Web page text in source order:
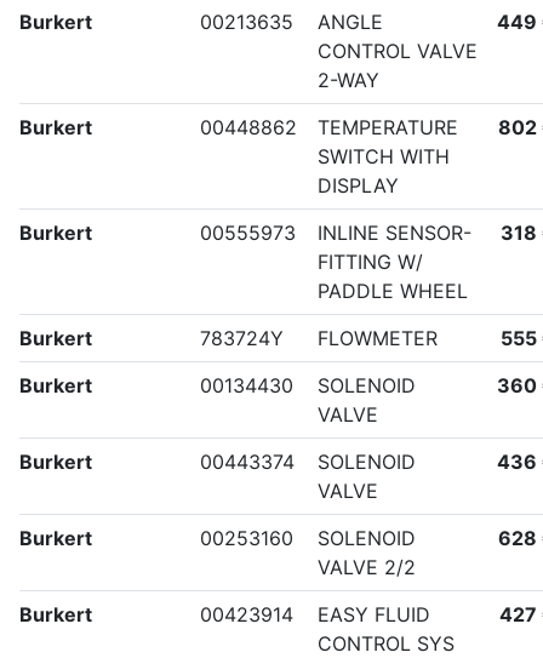
Burkert 00213635
ANGLE
CONTROL VALVE
2-WAY
449
Burkert 00448862
TEMPERATURE
SWITCH WITH
DISPLAY
802
Burkert 00555973
INLINE SENSOR-
FITTING W/
PADDLE WHEEL
318
Burkert 783724Y FLOWMETER
555
Burkert
00134430
SOLENOID
VALVE
360
Burkert 00443374
SOLENOID
VALVE
436
Burkert 00253160
SOLENOID
VALVE 2/2
628
Burkert 00423914
EASY FLUID
CONTROL SYS
427